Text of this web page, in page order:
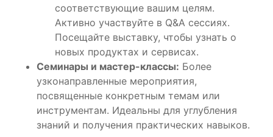
соответствующие вашим целям.
Активно участвуйте в Q&A сессиях.
Посещайте выставку, чтобы узнать о
новых продуктах и сервисах.
Семинары и мастер-классы: Более
узконаправленные мероприятия,
посвященные конкретным темам или
инструментам. Идеальны для углубления
знаний и получения практических навыков.